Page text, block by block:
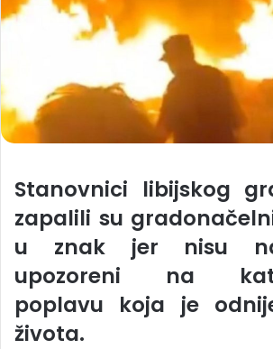
Stanovnici libijskog
zapalili su
u znak jer nisu
upozoreni na
poplavu koja je
života.